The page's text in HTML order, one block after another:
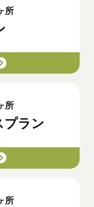
所
所
プラン
所